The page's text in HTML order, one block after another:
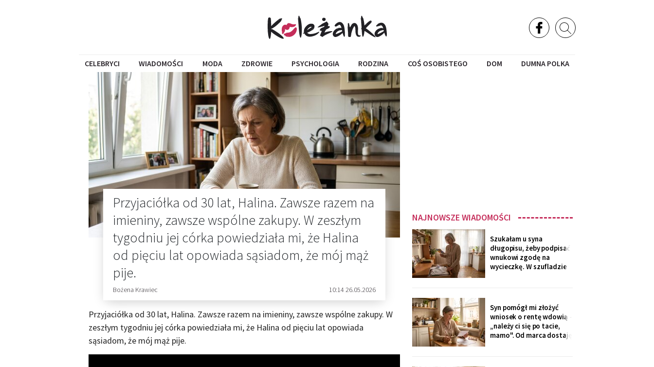
CELEBRYCI WIADOMOŚCI MODA ZDROWIE PSYCHOLOGIA RODZINA COŚ OSOBISTEGO DOM DUMNA POLKA
Przyjaciółka od 30 lat, Halina. Zawsze razem na
imieniny, zawsze wspólne zakupy. W zeszłym
tygodniu jej córka powiedziała mi, że Halina
od pięciu lat opowiada sąsiadom, że mój mąż
pije.
Bożena Krawiec 10:14 26.05.2026
Przyjaciółka od 30 lat, Halina. Zawsze razem na imieniny, zawsze wspólne zakupy. W
zeszłym tygodniu jej córka powiedziała mi, że Halina od pięciu lat opowiada
sąsiadom, że mój mąż pije.
NAJNOWSZE WIADOMOŚCI
Szukałam u syna
długopisu, żeby podpisać
wnukowi zgodę na
wycieczkę. W szufladzie
ołówkiem: «od
stycznia?».
Syn pomógł mi złożyć
wniosek o rentę wdowią -
„należy ci się po tacie,
mamo". Od marca dostaję